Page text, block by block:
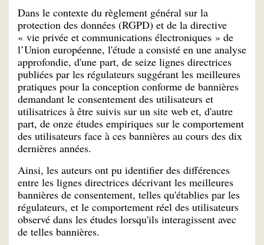
Dans le contexte du règlement général sur la
protection des données (RGPD) et de la directive
« vie privée et communications électroniques » de
l’Union européenne, l'étude a consisté en une analyse
approfondie, d'une part, de seize lignes directrices
publiées par les régulateurs suggérant les meilleures
pratiques pour la conception conforme de bannières
demandant le consentement des utilisateurs et
utilisatrices à être suivis sur un site web et, d'autre
part, de onze études empiriques sur le comportement
des utilisateurs face à ces bannières au cours des dix
dernières années.
Ainsi, les auteurs ont pu identifier des différences
entre les lignes directrices décrivant les meilleures
bannières de consentement, telles qu'établies par les
régulateurs, et le comportement réel des utilisateurs
observé dans les études lorsqu'ils interagissent avec
de telles bannières.